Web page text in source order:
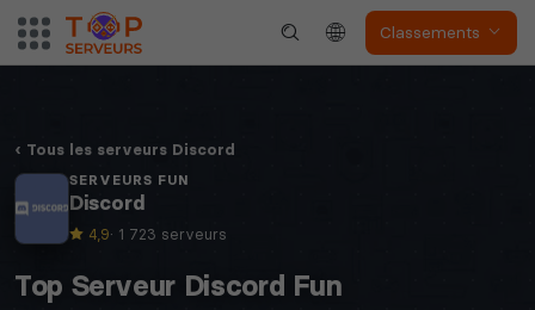
Classements
Tous les serveurs Discord
SERVEURS FUN
Discord
4,9· 1 723 serveurs
Top Serveur Discord Fun